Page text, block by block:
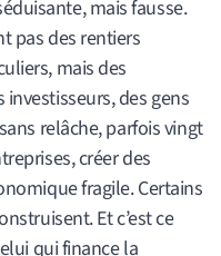
mais fausse.
pas des rentiers
mais des
des gens
relâche, parfois vingt
créer des
fragile. Certains
Et c’est ce
qui finance la